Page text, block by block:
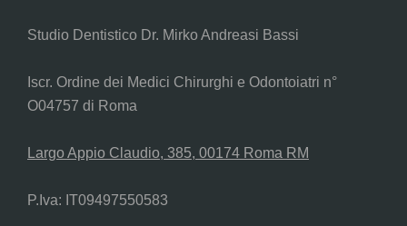
Studio Dentistico Dr. Mirko Andreasi Bassi
Iscr. Ordine dei Medici Chirurghi e Odontoiatri n°
O04757 di Roma
Largo Appio Claudio, 385, 00174 Roma RM
P.Iva: IT09497550583